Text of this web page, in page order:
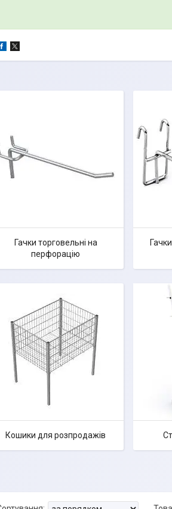
Гачки торговельні на
перфорацію
Кошики для розпродажів